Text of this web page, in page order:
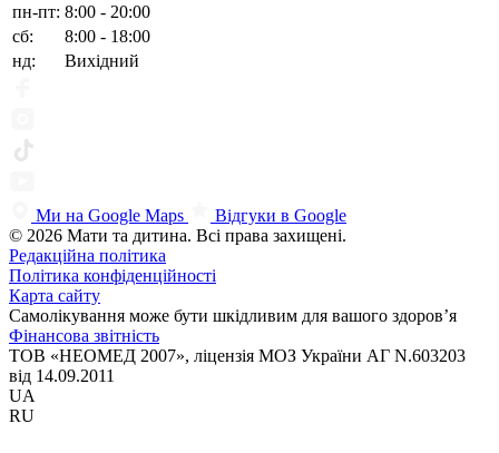
пн-пт: 8:00 - 20:00
сб:
8:00 - 18:00
нд:
Вихідний
Ми на Google Maps
Відгуки в Google
© 2026 Мати та дитина. Всі права захищені.
Редакційна політика
Політика конфіденційності
Карта сайту
Самолікування може бути шкідливим для вашого здоров’я
Фінансова звітність
ТОВ «НЕОМЕД 2007», ліцензія МОЗ України АГ N.603203
від 14.09.2011
UA
RU